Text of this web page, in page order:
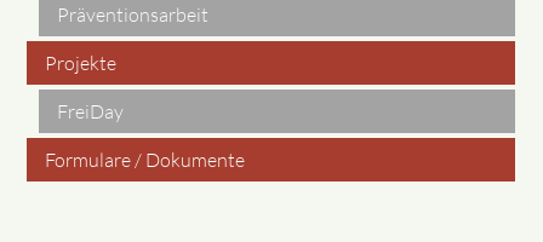
Präventionsarbeit
Projekte
FreiDay
Formulare / Dokumente